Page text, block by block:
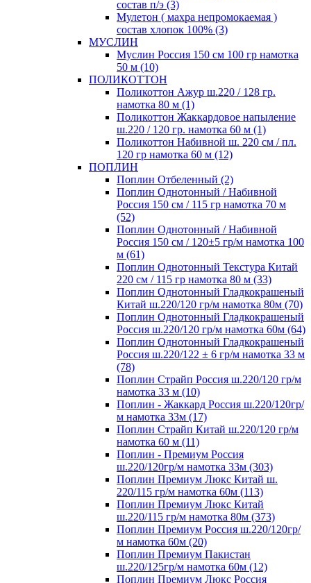
состав п/э (3)
Мулетон ( махра непромокаемая )
состав хлопок 100% (3)
МУСЛИН
Муслин Россия 150 см 100 гр намотка
50 м (10)
ПОЛИКОТТОН
Поликоттон Ажур ш.220 / 128 гр.
намотка 80 м (1)
Поликоттон Жаккардовое напыление
ш.220 / 120 гр. намотка 60 м (1)
Поликоттон Набивной ш. 220 см / пл.
120 гр намотка 60 м (12)
ПОПЛИН
Поплин Отбеленный (2)
Поплин Однотонный / Набивной
Россия 150 см / 115 гр намотка 70 м
(52)
Поплин Однотонный / Набивной
Россия 150 см / 120±5 гр/м намотка 100
м (61)
Поплин Однотонный Текстура Китай
220 см / 115 гр намотка 80 м (33)
Поплин Однотонный Гладкокрашеный
Китай ш.220/120 гр/м намотка 80м (70)
Поплин Однотонный Гладкокрашеный
Россия ш.220/120 гр/м намотка 60м (64)
Поплин Однотонный Гладкокрашеный
Россия ш.220/122 ± 6 гр/м намотка 33 м
(78)
Поплин Страйп Россия ш.220/120 гр/м
намотка 33 м (10)
Поплин - Жаккард Россия ш.220/120гр/
м намотка 33м (17)
Поплин Страйп Китай ш.220/120 гр/м
намотка 60 м (11)
Поплин - Премиум Россия
ш.220/120гр/м намотка 33м (303)
Поплин Премиум Люкс Китай ш.
220/115 гр/м намотка 60м (113)
Поплин Премиум Люкс Китай
ш.220/115 гр/м намотка 80м (373)
Поплин Премиум Россия ш.220/120гр/
м намотка 60м (20)
Поплин Премиум Пакистан
ш.220/125гр/м намотка 60м (12)
Поплин Премиум Люкс Россия